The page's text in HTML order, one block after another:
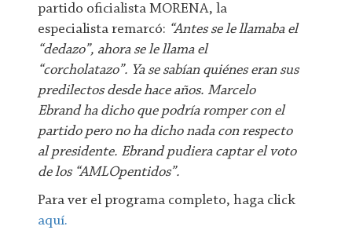
partido oficialista MORENA, la
especialista remarcó: “Antes se le llamaba el
“dedazo”, ahora se le llama el
“corcholatazo”. Ya se sabían quiénes eran sus
predilectos desde hace años. Marcelo
Ebrand ha dicho que podría romper con el
partido pero no ha dicho nada con respecto
al presidente. Ebrand pudiera captar el voto
de los “AMLOpentidos”.
Para ver el programa completo, haga click
aquí.